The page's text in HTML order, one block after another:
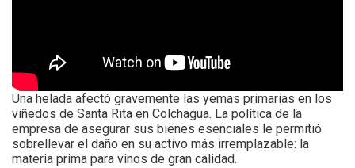
Una helada afectó gravemente las yemas primarias en los
viñedos de Santa Rita en Colchagua. La política de la
empresa de asegurar sus bienes esenciales le permitió
sobrellevar el daño en su activo más irremplazable: la
materia prima para vinos de gran calidad.